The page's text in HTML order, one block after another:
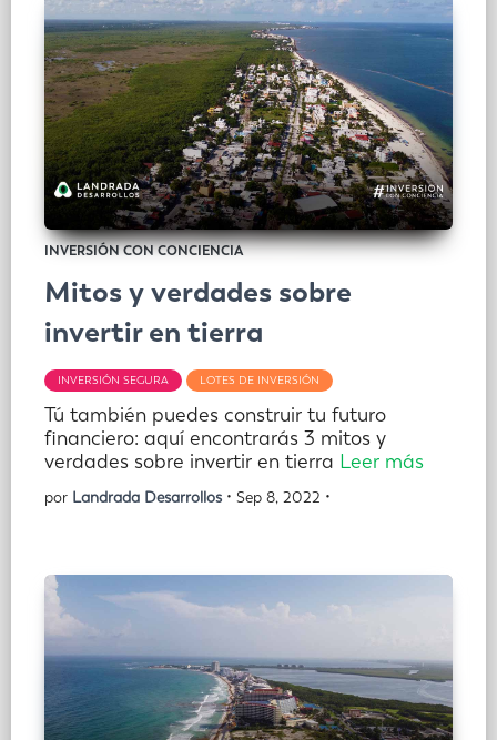
INVERSIÓN CON CONCIENCIA
Mitos y verdades sobre
invertir en tierra
INVERSIÓN SEGURA LOTES DE INVERSIÓN
Tú también puedes construir tu futuro
financiero: aquí encontrarás 3 mitos y
verdades sobre invertir en tierra Leer más
por Landrada Desarrollos • Sep 8, 2022 •